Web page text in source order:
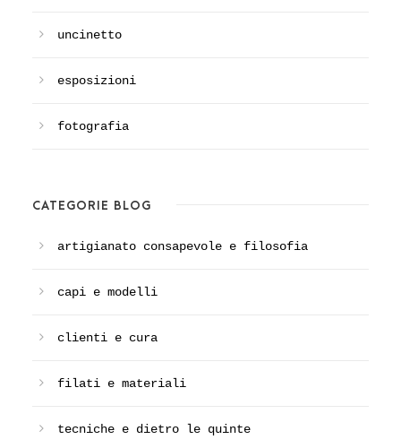
uncinetto
esposizioni
fotografia
CATEGORIE BLOG
artigianato consapevole e filosofia
capi e modelli
clienti e cura
filati e materiali
tecniche e dietro le quinte